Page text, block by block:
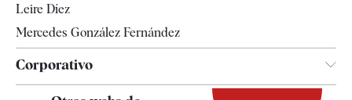
Leire Díez
Mercedes González Fernández
Corporativo
Contacto